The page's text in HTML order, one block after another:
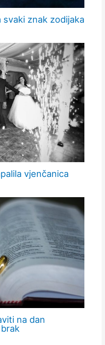
znak zodijaka
vjenčanica
na dan